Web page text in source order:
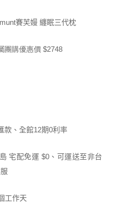
賽芙嫚 纏眠三代枕
團購優惠價 $2748
款、全館12期0利率
宅配免運 $0、可運送至非台
工作天